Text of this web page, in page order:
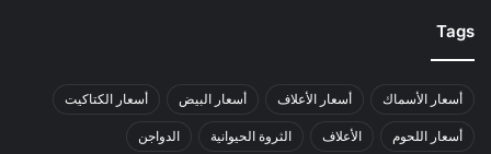
Tags
أسعار الأسماك أسعار الأعلاف أسعار البيض أسعار الكتاكيت
أسعار اللحوم الأعلاف الثروة الحيوانية الدواجن